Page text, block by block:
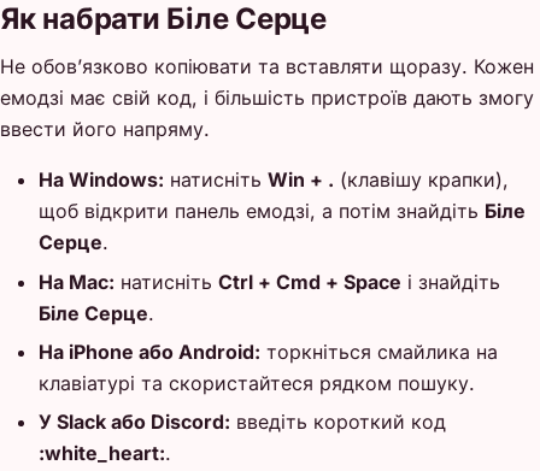
Як набрати Біле Серце
Не обов’язково копіювати та вставляти щоразу. Кожен
емодзі має свій код, і більшість пристроїв дають змогу
ввести його напряму.
На Windows: натисніть Win + . (клавішу крапки),
щоб відкрити панель емодзі, а потім знайдіть Біле
Серце.
На Mac: натисніть Ctrl + Cmd + Space і знайдіть
Біле Серце.
На iPhone або Android: торкніться смайлика на
клавіатурі та скористайтеся рядком пошуку.
У Slack або Discord: введіть короткий код
:white_heart:.